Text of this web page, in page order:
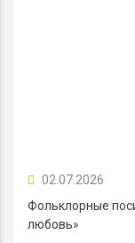
02.07.2026
Фольклорные
любовь»